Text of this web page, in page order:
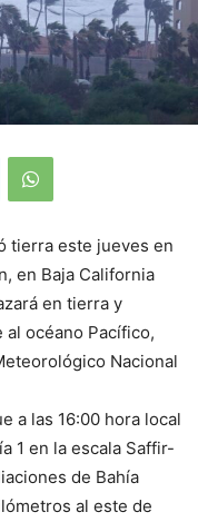
tierra este jueves en
en Baja California
en tierra y
océano Pacífico,
Nacional
a las 16:00 hora local
1 en la escala Saffir-
de Bahía
al este de